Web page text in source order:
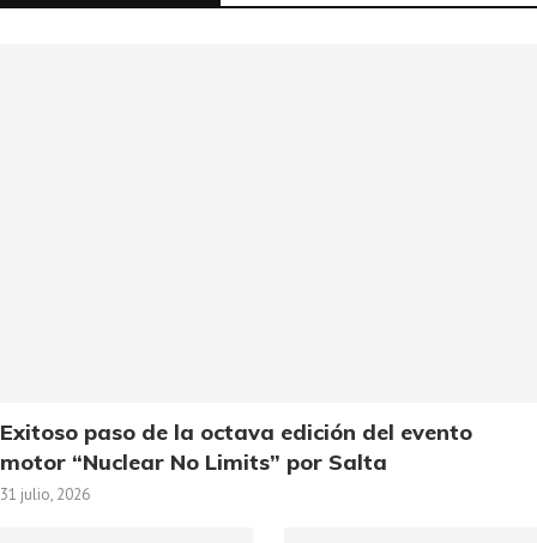
Exitoso paso de la octava edición del evento
motor “Nuclear No Limits” por Salta
31 julio, 2026